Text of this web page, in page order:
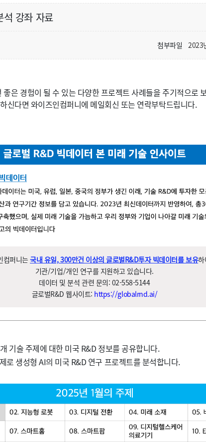
강좌 자료
첨부파일 2023
은 경험이 될 수 있는 다양한 프로젝트 사례들을 주기적으로
신다면 와이즈인컴퍼니에 메일회신 또는 연락부탁드립니다.
컴퍼니는국내 유일, 300만건 이상의 글로벌R&D투자 빅데이터를 보유하
기관/기업/개인 연구를 지원하고 있습니다.
데이터 및 분석 관련 문의: 02-558-5144
글로벌R&D 웹사이트: https://globalrnd.ai/
기술 주제에 대한 미국 R&D 정보를 공유합니다.
로 생성형 AI의 미국 R&D 연구 프로젝트를 분석합니다.